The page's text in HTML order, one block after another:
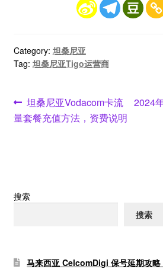
Category: 坦桑尼亚
Tag: 坦桑尼亚Tigo运营商
文
章
Previous
post:
坦桑尼亚Vodacom卡流
量套餐充值方法，资费说明
Next
2024
搜索
搜索
马来西亚 CelcomDigi 保号延期攻